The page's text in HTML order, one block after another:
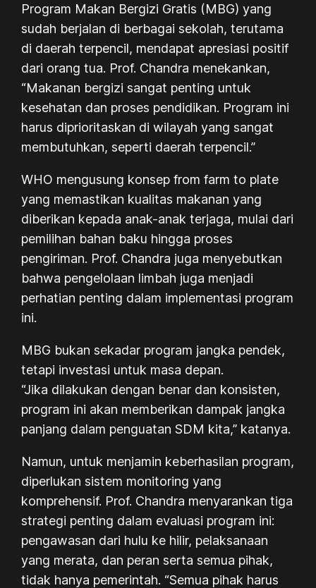
Program Makan Bergizi Gratis (MBG) yang
sudah berjalan di berbagai sekolah, terutama
di daerah terpencil, mendapat apresiasi positif
dari orang tua. Prof. Chandra menekankan,
“Makanan bergizi sangat penting untuk
kesehatan dan proses pendidikan. Program ini
harus diprioritaskan di wilayah yang sangat
membutuhkan, seperti daerah terpencil.”
WHO mengusung konsep from farm to plate
yang memastikan kualitas makanan yang
diberikan kepada anak-anak terjaga, mulai dari
pemilihan bahan baku hingga proses
pengiriman. Prof. Chandra juga menyebutkan
bahwa pengelolaan limbah juga menjadi
perhatian penting dalam implementasi program
ini.
MBG bukan sekadar program jangka pendek,
tetapi investasi untuk masa depan.
“Jika dilakukan dengan benar dan konsisten,
program ini akan memberikan dampak jangka
panjang dalam penguatan SDM kita,” katanya.
Namun, untuk menjamin keberhasilan program,
diperlukan sistem monitoring yang
komprehensif. Prof. Chandra menyarankan tiga
strategi penting dalam evaluasi program ini:
pengawasan dari hulu ke hilir, pelaksanaan
yang merata, dan peran serta semua pihak,
tidak hanya pemerintah. “Semua pihak harus